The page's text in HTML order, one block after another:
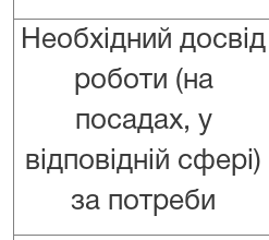
Необхідний досвід
роботи (на
посадах, у
відповідній сфері)
за потреби